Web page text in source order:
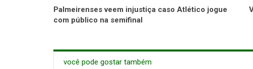
Palmeirenses veem injustiça caso Atlético jogue
com público na semifinal
você pode gostar também